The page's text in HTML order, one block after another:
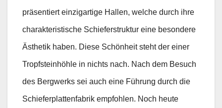
präsentiert einzigartige Hallen, welche durch ihre
charakteristische Schieferstruktur eine besondere
Ästhetik haben. Diese Schönheit steht der einer
Tropfsteinhöhle in nichts nach. Nach dem Besuch
des Bergwerks sei auch eine Führung durch die
Schieferplattenfabrik empfohlen. Noch heute